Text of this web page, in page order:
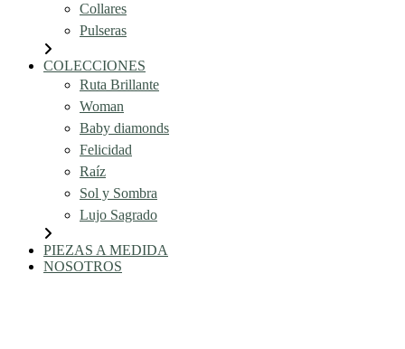
Collares
Pulseras
COLECCIONES
Ruta Brillante
Woman
Baby diamonds
Felicidad
Raíz
Sol y Sombra
Lujo Sagrado
PIEZAS A MEDIDA
NOSOTROS